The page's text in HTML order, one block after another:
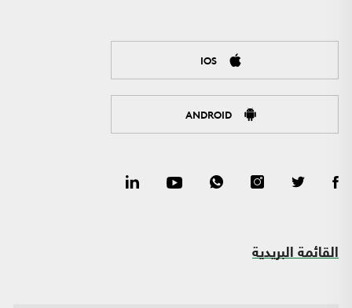
IOS
ANDROID
القائمة البريدية